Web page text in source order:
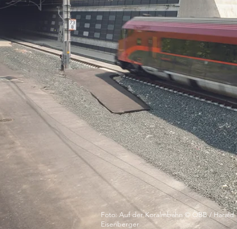
Foto: Auf der Koralmbahn © ÖBB / Harald
Eisenberger